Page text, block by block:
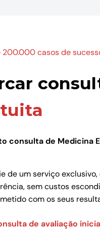
200.000 casos de
consulta de Medicina
de um serviço
sem custos
com os seus
de avaliação